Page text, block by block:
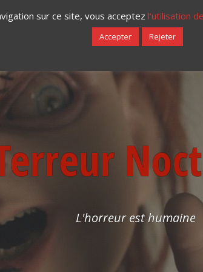
LITTÉRATURE FESTIVALS IDÉES DE FILMS À VOIR
L'horreur est humaine
sur ce site, vous acceptez l‘utilisation
Accepter Rejeter